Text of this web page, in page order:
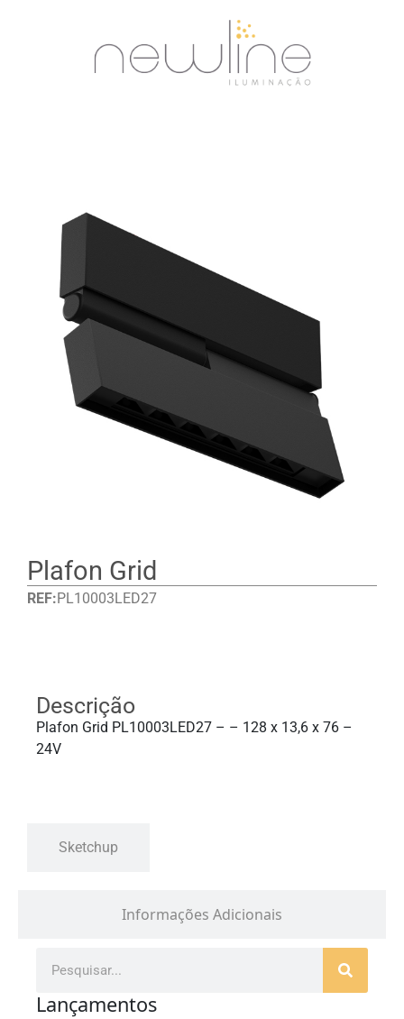
Plafon Grid
REF: PL10003LED27
Informações Adicionais
Descrição
Plafon Grid PL10003LED27 – – 128 x 13,6 x 76 –
24V
Sketchup
Lançamentos